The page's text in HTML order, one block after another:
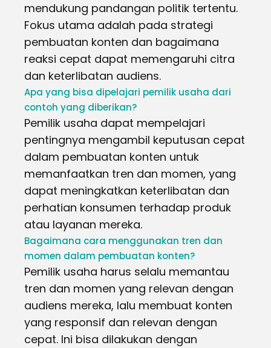
mendukung pandangan politik tertentu.
Fokus utama adalah pada strategi
pembuatan konten dan bagaimana
reaksi cepat dapat memengaruhi citra
dan keterlibatan audiens.
Apa yang bisa dipelajari pemilik usaha dari
contoh yang diberikan?
Pemilik usaha dapat mempelajari
pentingnya mengambil keputusan cepat
dalam pembuatan konten untuk
memanfaatkan tren dan momen, yang
dapat meningkatkan keterlibatan dan
perhatian konsumen terhadap produk
atau layanan mereka.
Bagaimana cara menggunakan tren dan
momen dalam pembuatan konten?
Pemilik usaha harus selalu memantau
tren dan momen yang relevan dengan
audiens mereka, lalu membuat konten
yang responsif dan relevan dengan
cepat. Ini bisa dilakukan dengan